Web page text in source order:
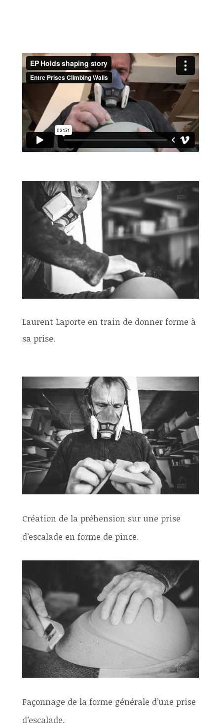
Laurent Laporte en train de donner forme à
sa prise.
Création de la préhension sur une prise
d’escalade en forme de pince.
Façonnage de la forme générale d’une prise
d’escalade.